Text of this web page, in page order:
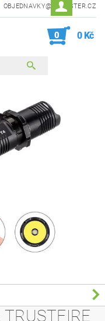
OBJEDNAVKY@IFORESTER.CZ
0 0 Kč